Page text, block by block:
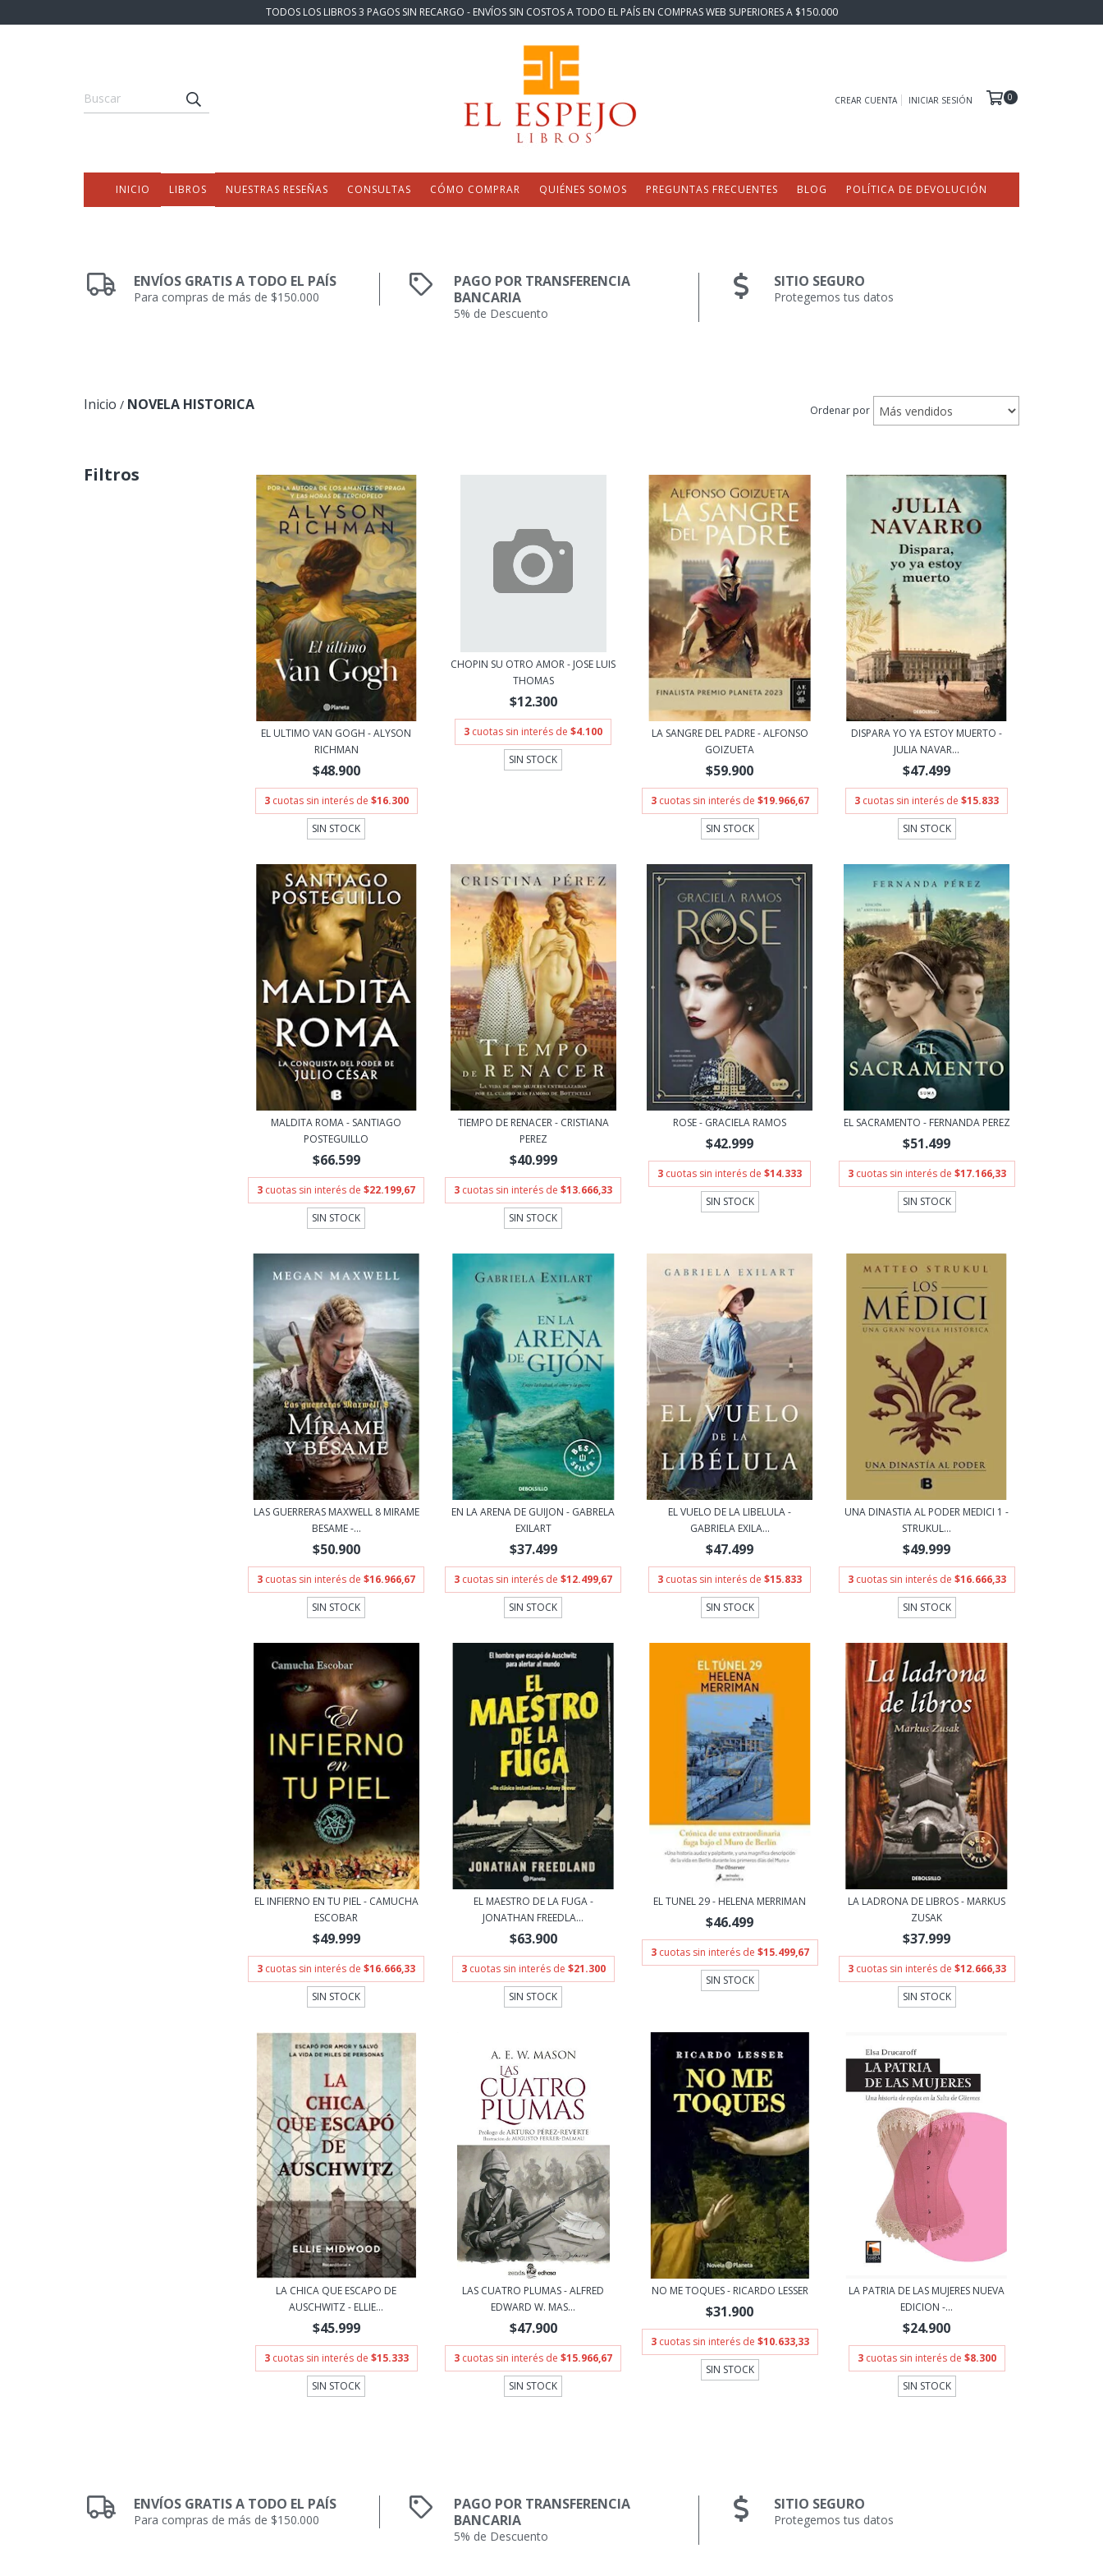
TODOS LOS LIBROS 3 PAGOS SIN RECARGO - ENVÍOS SIN COSTOS A TODO EL PAÍS EN COMPRAS WEB SUPERIORES A $150.000
CREAR CUENTA INICIAR SESIÓN 0
INICIO LIBROS NUESTRAS RESEÑAS CONSULTAS CÓMO COMPRAR QUIÉNES SOMOS PREGUNTAS FRECUENTES BLOG POLÍTICA DE DEVOLUCIÓN
ENVÍOS GRATIS A TODO EL PAÍS
Para compras de más de $150.000
PAGO POR TRANSFERENCIA
BANCARIA
5% de Descuento
SITIO SEGURO
Protegemos tus datos
Inicio / NOVELA HISTORICA Ordenar por
Filtros
EL ULTIMO VAN GOGH - ALYSON
RICHMAN
$48.900
3 cuotas sin interés de $16.300
SIN STOCK
CHOPIN SU OTRO AMOR - JOSE LUIS
THOMAS
$12.300
3 cuotas sin interés de$4.100
SIN STOCK
LA SANGRE DEL PADRE - ALFONSO
GOIZUETA
$59.900
3 cuotas sin interés de $19.966,67
SIN STOCK
DISPARA YO YA ESTOY MUERTO -
JULIA NAVAR...
$47.499
3 cuotas sin interés de$15.833
SIN STOCK
MALDITA ROMA - SANTIAGO
POSTEGUILLO
$66.599
3 cuotas sin interés de$22.199,67
SIN STOCK
TIEMPO DE RENACER - CRISTIANA
PEREZ
$40.999
3 cuotas sin interés de$13.666,33
SIN STOCK
ROSE - GRACIELA RAMOS
$42.999
3 cuotas sin interés de$14.333
SIN STOCK
EL SACRAMENTO - FERNANDA PEREZ
$51.499
3 cuotas sin interés de $17.166,33
SIN STOCK
LAS GUERRERAS MAXWELL 8 MIRAME
BESAME -...
$50.900
3 cuotas sin interés de$16.966,67
SIN STOCK
EN LA ARENA DE GUIJON - GABRELA
EXILART
$37.499
3 cuotas sin interés de$12.499,67
SIN STOCK
EL VUELO DE LA LIBELULA -
GABRIELA EXILA...
$47.499
3 cuotas sin interés de$15.833
SIN STOCK
UNA DINASTIA AL PODER MEDICI 1 -
STRUKUL...
$49.999
3 cuotas sin interés de $16.666,33
SIN STOCK
EL INFIERNO EN TU PIEL - CAMUCHA
ESCOBAR
$49.999
3 cuotas sin interés de$16.666,33
SIN STOCK
EL MAESTRO DE LA FUGA -
JONATHAN FREEDLA...
$63.900
3 cuotas sin interés de $21.300
SIN STOCK
EL TUNEL 29 - HELENA MERRIMAN
$46.499
3 cuotas sin interés de $15.499,67
SIN STOCK
LA LADRONA DE LIBROS - MARKUS
ZUSAK
$37.999
3 cuotas sin interés de $12.666,33
SIN STOCK
LA CHICA QUE ESCAPO DE
AUSCHWITZ - ELLIE...
$45.999
3 cuotas sin interés de $15.333
SIN STOCK
LAS CUATRO PLUMAS - ALFRED
EDWARD W. MAS...
$47.900
3 cuotas sin interés de$15.966,67
SIN STOCK
NO ME TOQUES - RICARDO LESSER
$31.900
3 cuotas sin interés de $10.633,33
SIN STOCK
LA PATRIA DE LAS MUJERES NUEVA
EDICION -...
$24.900
3 cuotas sin interés de $8.300
SIN STOCK
ENVÍOS GRATIS A TODO EL PAÍS
Para compras de más de $150.000
PAGO POR TRANSFERENCIA
BANCARIA
5% de Descuento
SITIO SEGURO
Protegemos tus datos